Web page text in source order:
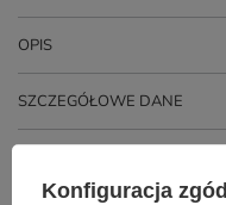
OPIS
SZCZEGÓŁOWE DANE
Konfiguracja zgód